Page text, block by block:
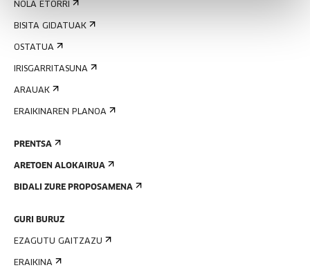
NOLA ETORRI
BISITA GIDATUAK
OSTATUA
IRISGARRITASUNA
ARAUAK
ERAIKINAREN PLANOA
PRENTSA
ARETOEN ALOKAIRUA
BIDALI ZURE PROPOSAMENA
GURI BURUZ
EZAGUTU GAITZAZU
ERAIKINA